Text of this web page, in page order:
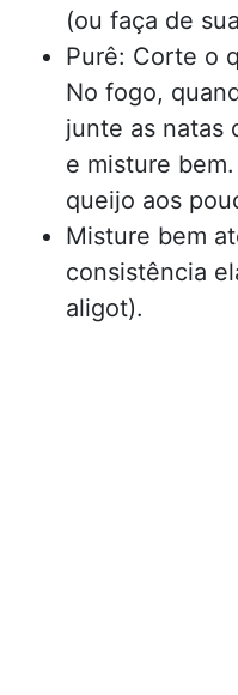
(ou faça de
Purê: Corte o
No fogo,
junte as natas
e misture
queijo aos
Misture bem
consistência
aligot).